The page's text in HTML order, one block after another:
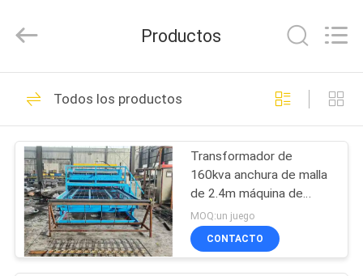
HOGAR
PRODUCTOS
DEMOSTRACIÓN
DE
VR
Mesh
Products
All
Reserved.
Alambre Mesh
Welding Machines
101
70
Productos
Todos los productos
Transformador de
160kva anchura de malla
de 2.4m máquina de
soldadura de paneles de
malla de construcción
MOQ:un juego
CONTACTO